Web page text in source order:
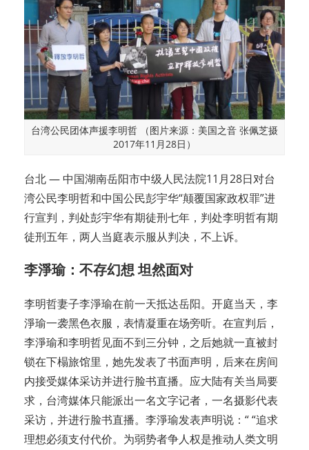
台湾公民团体声援李明哲 （图片来源：美国之音 张佩芝摄
2017年11月28日）
台北 — 中国湖南岳阳市中级人民法院11月28日对台
湾公民李明哲和中国公民彭宇华“颠覆国家政权罪”进
行宣判，判处彭宇华有期徒刑七年，判处李明哲有期
徒刑五年，两人当庭表示服从判决，不上诉。
李淨瑜：不存幻想 坦然面对
李明哲妻子李淨瑜在前一天抵达岳阳。开庭当天，李
淨瑜一袭黑色衣服，表情凝重在场旁听。在宣判后，
李淨瑜和李明哲见面不到三分钟，之后她就一直被封
锁在下榻旅馆里，她先发表了书面声明，后来在房间
内接受媒体采访并进行脸书直播。应大陆有关当局要
求，台湾媒体只能派出一名文字记者，一名摄影代表
采访，并进行脸书直播。李淨瑜发表声明说：“ “追求
理想必须支付代价。为弱势者争人权是推动人类文明